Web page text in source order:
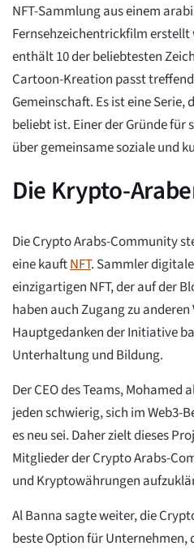
NFT-Sammlung aus einem
Fernsehzeichentrickfilm
enthält 10 der beliebtesten
Cartoon-Kreation passt
Gemeinschaft. Es ist eine Serie,
beliebt ist. Einer der Gründe für
über gemeinsame soziale und
Die Krypto-
Die Crypto Arabs-Community
eine kauftNFT. Sammler
einzigartigen NFT, der auf der
haben auch Zugang zu
Hauptgedanken der Initiative
Unterhaltung und Bildung.
Der CEO des Teams, Mohamed
jeden schwierig, sich im Web3-
es neu sei. Daher zielt dieses
Mitglieder der Crypto Arabs-
und Kryptowährungen
Al Banna sagte weiter, die
beste Option für Unternehmen,